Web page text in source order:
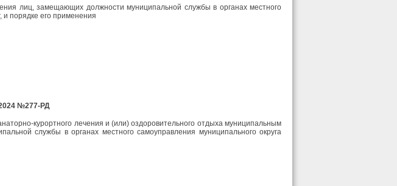
лиц, замещающих должности муниципальной службы в органах местного
и порядке его применения
№277-РД
курортного лечения и (или) оздоровительного отдыха муниципальным
службы в органах местного самоуправления муниципального округа